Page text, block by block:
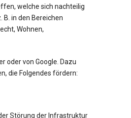
welche sich nachteilig
B. in den Bereichen
Wohnen,
oder von Google. Dazu
die Folgendes fördern:
Störung der Infrastruktur